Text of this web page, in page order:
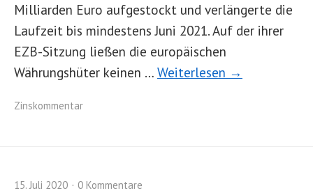
Milliarden Euro aufgestockt und verlängerte die
Laufzeit bis mindestens Juni 2021. Auf der ihrer
EZB-Sitzung ließen die europäischen
Währungshüter keinen … Weiterlesen →
Zinskommentar
15. Juli 2020 0 Kommentare